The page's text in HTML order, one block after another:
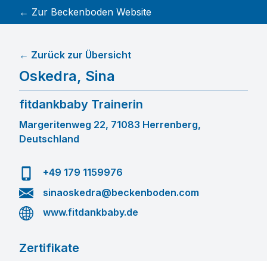
← Zur Beckenboden Website
Oskedra, Sina
← Zurück zur Übersicht
fitdankbaby Trainerin
Margeritenweg 22, 71083 Herrenberg,
Deutschland
+49 179 1159976
sinaoskedra@beckenboden.com
www.fitdankbaby.de
Zertifikate